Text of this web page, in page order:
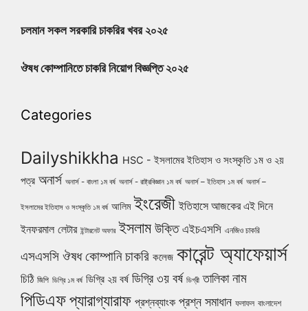
চলমান সকল সরকারি চাকরির খবর ২০২৫
ঔষধ কোম্পানিতে চাকরি নিয়োগ বিজ্ঞপ্তি ২০২৫
Categories
Dailyshikkha HSC - ইসলামের ইতিহাস ও সংস্কৃতি ১ম ও ২য়
পত্র অনার্স অনার্স - বাংলা ১ম বর্ষ অনার্স - রাষ্ট্রবিজ্ঞান ১ম বর্ষ অনার্স – ইতিহাস ১ম বর্ষ অনার্স –
ইসলামের ইতিহাস ও সংস্কৃতি ১ম বর্ষ আলিম ইংরেজী ইতিহাসে আজকের এই দিনে
ইনফরমাল লেটার ইন্টারনেট অফার ইসলাম উক্তি এইচএসসি এনজিও চাকরি
এসএসসি ঔষধ কোম্পানি চাকরি কলেজ কারেন্ট অ্যাফেয়ার্স
চিঠি জিপি ডিগ্রি ১ম বর্ষ ডিগ্রি ২য় বর্ষ ডিগ্রি ৩য় বর্ষ ডিগ্রী তালিকা নাম
পিডিএফপ্যারাগ্যারাফ প্রশ্নব্যাংক প্রশ্ন সমাধান ফলাফল বাংলাদেশ